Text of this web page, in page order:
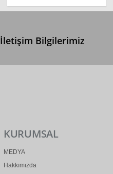
İletişim Bilgilerimiz
KURUMSAL
MEDYA
Hakkımızda